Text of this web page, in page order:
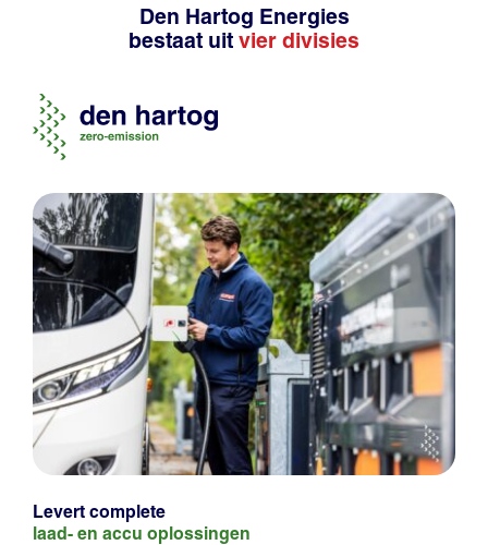
Den Hartog Energies
bestaat uit vier divisies
Levert complete
laad- en accu oplossingen